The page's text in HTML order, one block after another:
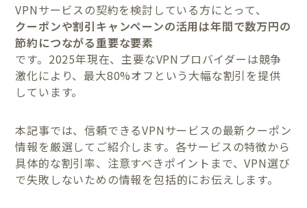
VPNサービスの契約を検討している方にとって、
クーポンや割引キャンペーンの活用は年間で数万円の
節約につながる重要な要素
です。2025年現在、主要なVPNプロバイダーは競争
激化により、最大80%オフという大幅な割引を提供
しています。
本記事では、信頼できるVPNサービスの最新クーポン
情報を厳選してご紹介します。各サービスの特徴から
具体的な割引率、注意すべきポイントまで、VPN選び
で失敗しないための情報を包括的にお伝えします。